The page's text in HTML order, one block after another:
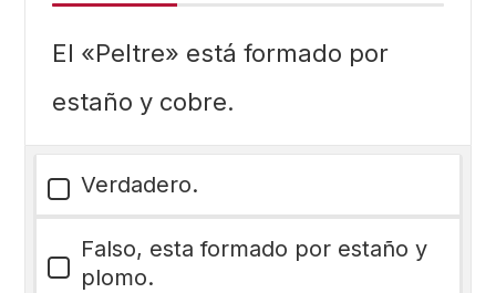
El «Peltre» está formado por
estaño y cobre.
Verdadero.
Falso, esta formado por estaño y
plomo.